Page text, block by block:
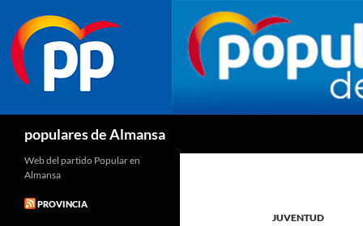
populares de Almansa
JUVENTUD
Web del partido Popular en
Almansa
PROVINCIA